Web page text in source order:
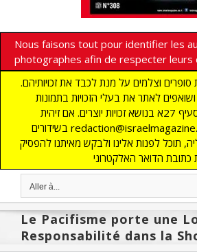
Nous faisons tout pour identifier les
photographes afin de respecter leurs
סופרים וצלמים על מנת לכבד את זכויותיהם.
ושואפים לאתר את בעלי הזכויות בתמונות
המגיעות אלינו כנדרש בסעיף 27א בנושא זכויות יוצרים. אם זיהית
בשידורים redaction@israelmagazine.co.il שלנו תמונה שאתה
תוכל לפנות אלינו ולבקש מאיתנו להפסיק
הדואר האלקטרוני
Aller à...
Le Pacifisme porte une
Responsabilité dans la